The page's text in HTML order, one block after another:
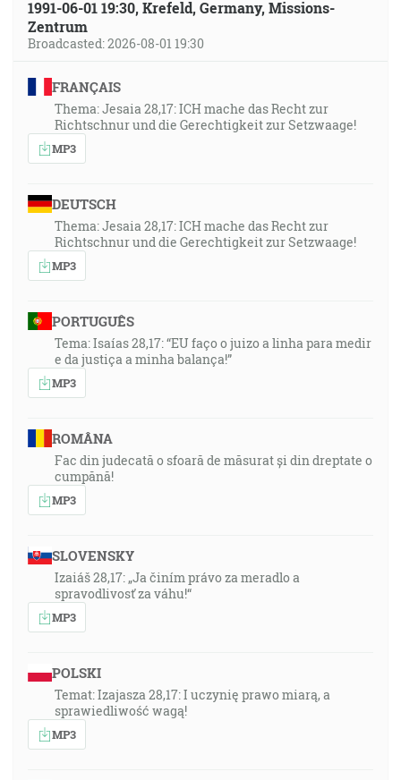
1991-06-01 19:30, Krefeld, Germany, Missions-
Zentrum
Broadcasted: 2026-08-01 19:30
FRANÇAIS
Thema: Jesaia 28,17: ICH mache das Recht zur
Richtschnur und die Gerechtigkeit zur Setzwaage!
MP3
DEUTSCH
Thema: Jesaia 28,17: ICH mache das Recht zur
Richtschnur und die Gerechtigkeit zur Setzwaage!
MP3
PORTUGUÊS
Tema: Isaías 28,17: “EU faço o juizo a linha para medir
e da justiça a minha balança!”
MP3
ROMÂNA
Fac din judecată o sfoară de măsurat și din dreptate o
cumpănă!
MP3
SLOVENSKY
Izaiáš 28,17: „Ja činím právo za meradlo a
spravodlivosť za váhu!“
MP3
POLSKI
Temat: Izajasza 28,17: I uczynię prawo miarą, a
sprawiedliwość wagą!
MP3